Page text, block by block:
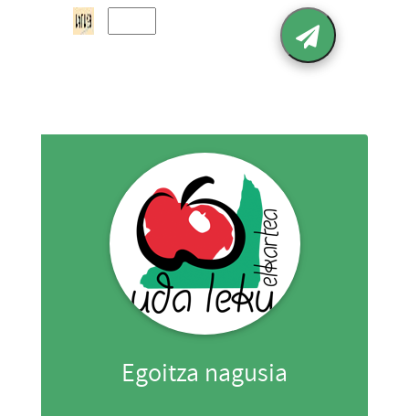
Egoitza nagusia